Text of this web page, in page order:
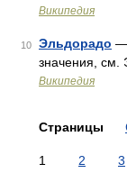
Википедия
10 Эльдорадо —
значения, см.
Википедия
Страницы
1 2 3